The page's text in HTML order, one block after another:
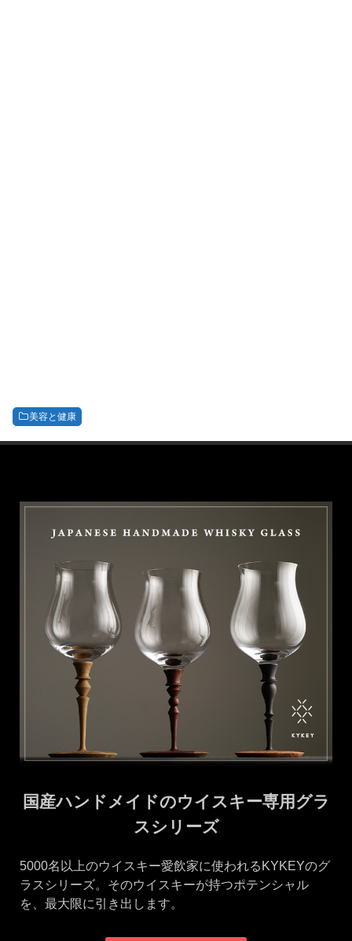
美容と健康
国産ハンドメイドのウイスキー専用グラ
スシリーズ
5000名以上のウイスキー愛飲家に使われるKYKEYのグ
ラスシリーズ。そのウイスキーが持つポテンシャル
を、最大限に引き出します。